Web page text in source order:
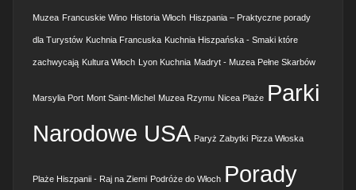
Muzea Francuskie Wino Historia Włoch Hiszpania – Praktyczne porady
dla Turystów Kuchnia Francuska Kuchnia Hiszpańska - Smaki które
zachwycają Kultura Włoch Lyon Kuchnia Madryt - Muzea Pełne Skarbów
Marsylia Port Mont Saint-Michel Muzea Rzymu Nicea Plaże Parki
Narodowe USA Paryż Zabytki Pizza Włoska
Plaże Hiszpanii - Raj na Ziemi Podróże do Włoch Porady